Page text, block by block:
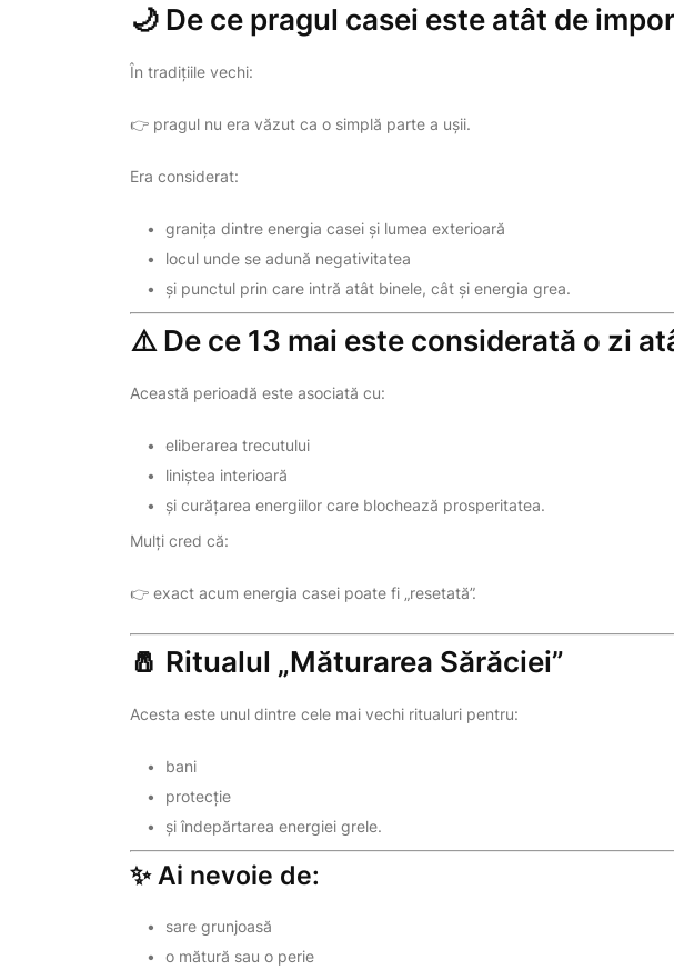
🌙 De ce pragul casei este atât de
În tradițiile vechi:
👉 pragul nu era văzut ca o simplă parte a ușii.
Era considerat:
granița dintre energia casei și lumea exterioară
locul unde se adună negativitatea
și punctul prin care intră atât binele, cât și energia grea.
⚠️ De ce 13 mai este considerată o zi
Această perioadă este asociată cu:
eliberarea trecutului
liniștea interioară
și curățarea energiilor care blochează prosperitatea.
Mulți cred că:
👉 exact acum energia casei poate fi „resetată”.
🧂 Ritualul „Măturarea Sărăciei”
Acesta este unul dintre cele mai vechi ritualuri pentru:
bani
protecție
și îndepărtarea energiei grele.
✨ Ai nevoie de:
sare grunjoasă
o mătură sau o perie